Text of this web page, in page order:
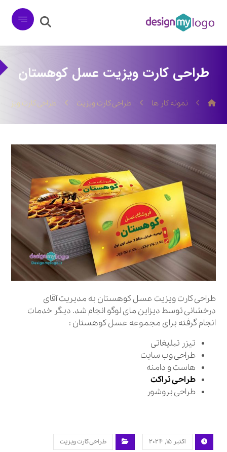
طراحی کارت ویزیت عسل کوهستان
نمونه کار ها طراحی کارت ویزیت طراحی کارت
طراحی کارت ویزیت عسل کوهستان به مدیریت آقای
درخشانی توسط دیزاین مای لوگو انجام شد. دیگر خدمات
انجام گرفته برای مجموعه عسل کوهستان :
تیزر تبلیغاتی
طراحی وب سایت
هاست و دامنه
طراحی تراکت
طراحی بروشور
اکتبر ۱۵, ۲۰۲۴ طراحی کارت ویزیت